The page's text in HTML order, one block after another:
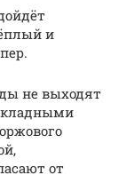
и
не выходят
от